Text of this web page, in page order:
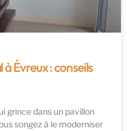
Évreux : conseils
grince dans un pavillon
songez à le moderniser